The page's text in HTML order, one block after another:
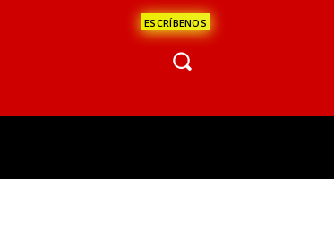
ESCRÍBENOS
DEL RÍO 93.1 FM | GUADALAJARA 1510 AM | LA